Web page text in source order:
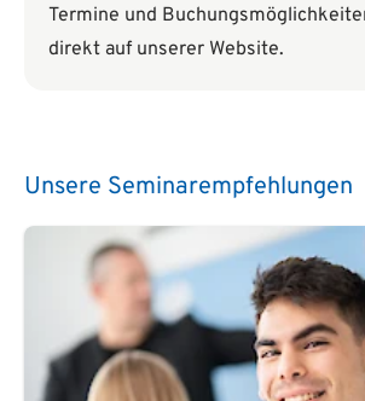
Termine und
direkt auf unserer Website.
Unsere Seminarempfehlungen